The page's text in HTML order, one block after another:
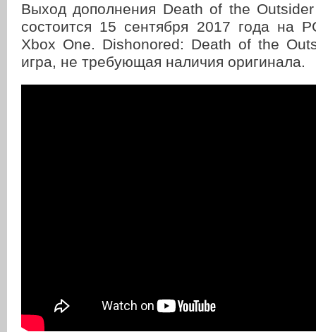
Выход дополнения Death of the
состоится 15 сентября 2017 года на
Xbox One. Dishonored: Death of the
игра, не требующая наличия оригинала.